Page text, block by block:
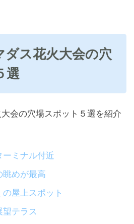
ダス花火大会の穴
選
会の穴場スポット５選を紹介
ミナル付近
めが最高
屋上スポット
テラス